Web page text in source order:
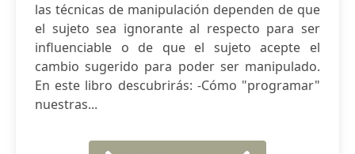
las técnicas de manipulación dependen de que
el sujeto sea ignorante al respecto para ser
influenciable o de que el sujeto acepte el
cambio sugerido para poder ser manipulado.
En este libro descubrirás: -Cómo "programar"
nuestras...